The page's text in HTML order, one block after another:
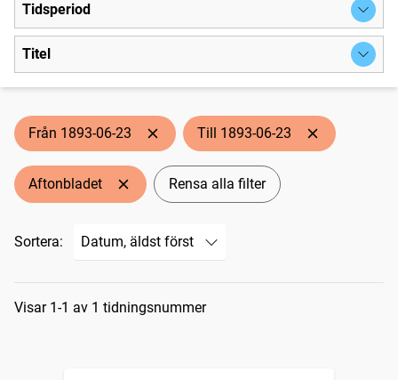
Tidsperiod
Titel
Från 1893-06-23 Till 1893-06-23
Aftonbladet Rensa alla filter
Sortera:
Sökresultat
Visar 1-1 av 1 tidningsnummer